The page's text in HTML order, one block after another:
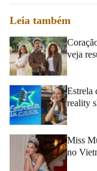
Leia também
veja
Estrela
reality
Miss
no